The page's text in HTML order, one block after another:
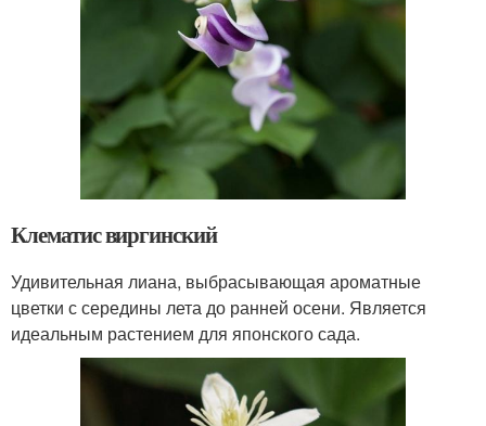
Клематис виргинский
Удивительная лиана, выбрасывающая ароматные
цветки с середины лета до ранней осени. Является
идеальным растением для японского сада.